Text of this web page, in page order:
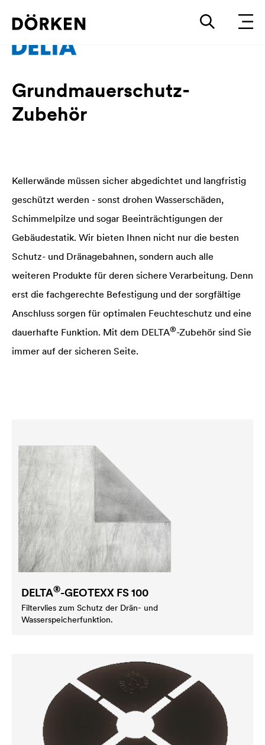
Grundmauerschutz-
Zubehör
Kellerwände müssen sicher abgedichtet und langfristig
geschützt werden - sonst drohen Wasserschäden,
Schimmelpilze und sogar Beeinträchtigungen der
Gebäudestatik. Wir bieten Ihnen nicht nur die besten
Schutz- und Dränagebahnen, sondern auch alle
weiteren Produkte für deren sichere Verarbeitung. Denn
erst die fachgerechte Befestigung und der sorgfältige
Anschluss sorgen für optimalen Feuchteschutz und eine
dauerhafte Funktion. Mit dem DELTA®-Zubehör sind Sie
immer auf der sicheren Seite.
DELTA®-GEOTEXX FS 100
Filtervlies zum Schutz der Drän- und
Wasserspeicherfunktion.